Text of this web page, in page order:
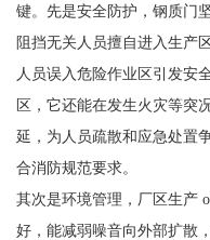
键。先是安全防护，钢质门
阻挡无关人员擅自进入生产
人员误入危险作业区引发安
区，它还能在发生火灾等突
延，为人员疏散和应急处置
合消防规范要求。
其次是环境管理，厂区生产
好，能减弱噪音向外部扩散